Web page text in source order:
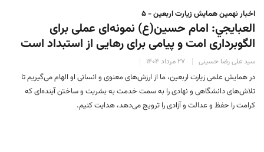
اخبار نهمین همایش زیارت اربعین - ۵
العبايجي: امام حسین(ع) نمونه‌ای عملی برای
الگوبرداری امت و پیامی برای رهایی از استبداد است
سید علی رضا حسینی ۲۷ مرداد ۱۴۰۴
در همایش علمی زیارت اربعین، ما از ارزش‌های معنوی و انسانی او الهام می‌گیریم تا
تلاش‌های دانشگاهی و نهادی را به سمت خدمت به بشریت و ساختن آینده‌ای که
کرامت را حفظ و عدالت و آزادی را ترویج می‌دهد، هدایت کنیم.